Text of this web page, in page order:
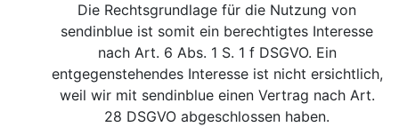
Die Rechtsgrundlage für die Nutzung von
sendinblue ist somit ein berechtigtes Interesse
nach Art. 6 Abs. 1 S. 1 f DSGVO. Ein
entgegenstehendes Interesse ist nicht ersichtlich,
weil wir mit sendinblue einen Vertrag nach Art.
28 DSGVO abgeschlossen haben.